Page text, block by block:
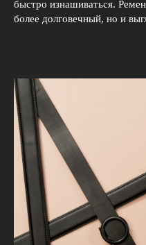
быстро изнашиваться.
более долговечный, но и